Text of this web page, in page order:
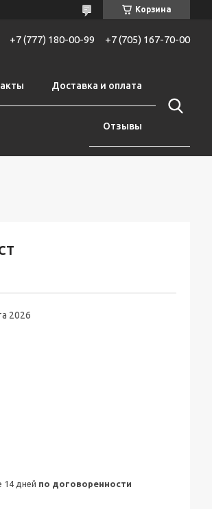
Корзина
+7 (777) 180-00-99 +7 (705) 167-70-00
Доставка и оплата
Отзывы
2026
14 дней по договоренности